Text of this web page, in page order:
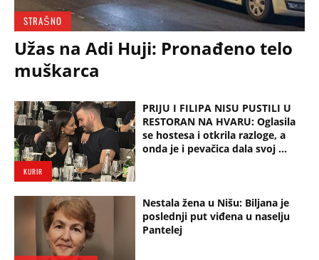
STRAŠNO
Užas na Adi Huji: Pronađeno telo
muškarca
KURIR
PRIJU I FILIPA NISU PUSTILI U
RESTORAN NA HVARU: Oglasila
se hostesa i otkrila razloge, a
onda je i pevačica dala svoj ...
Nestala žena u Nišu: Biljana je
poslednji put viđena u naselju
Pantelej